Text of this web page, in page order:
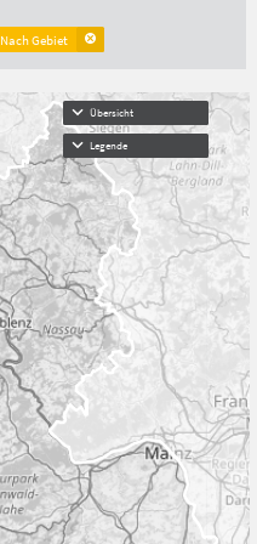
Nach Gebiet
Übersicht
Legende